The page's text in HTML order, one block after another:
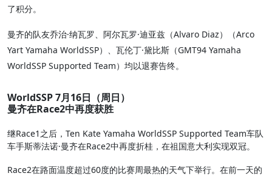
了积分。
曼齐的队友乔治·纳瓦罗、阿尔瓦罗·迪亚兹（Alvaro Diaz）（Arco
Yart Yamaha WorldSSP）、瓦伦丁·黛比斯（GMT94 Yamaha
WorldSSP Supported Team）均以退赛告终。
WorldSSP 7月16日（周日）
曼齐在Race2中再度获胜
继Race1之后，Ten Kate Yamaha WorldSSP Supported Team车队
车手斯蒂法诺·曼齐在Race2中再度折桂，在祖国意大利实现双冠。
Race2在路面温度超过60度的比赛周最热的天气下举行。在前一天的